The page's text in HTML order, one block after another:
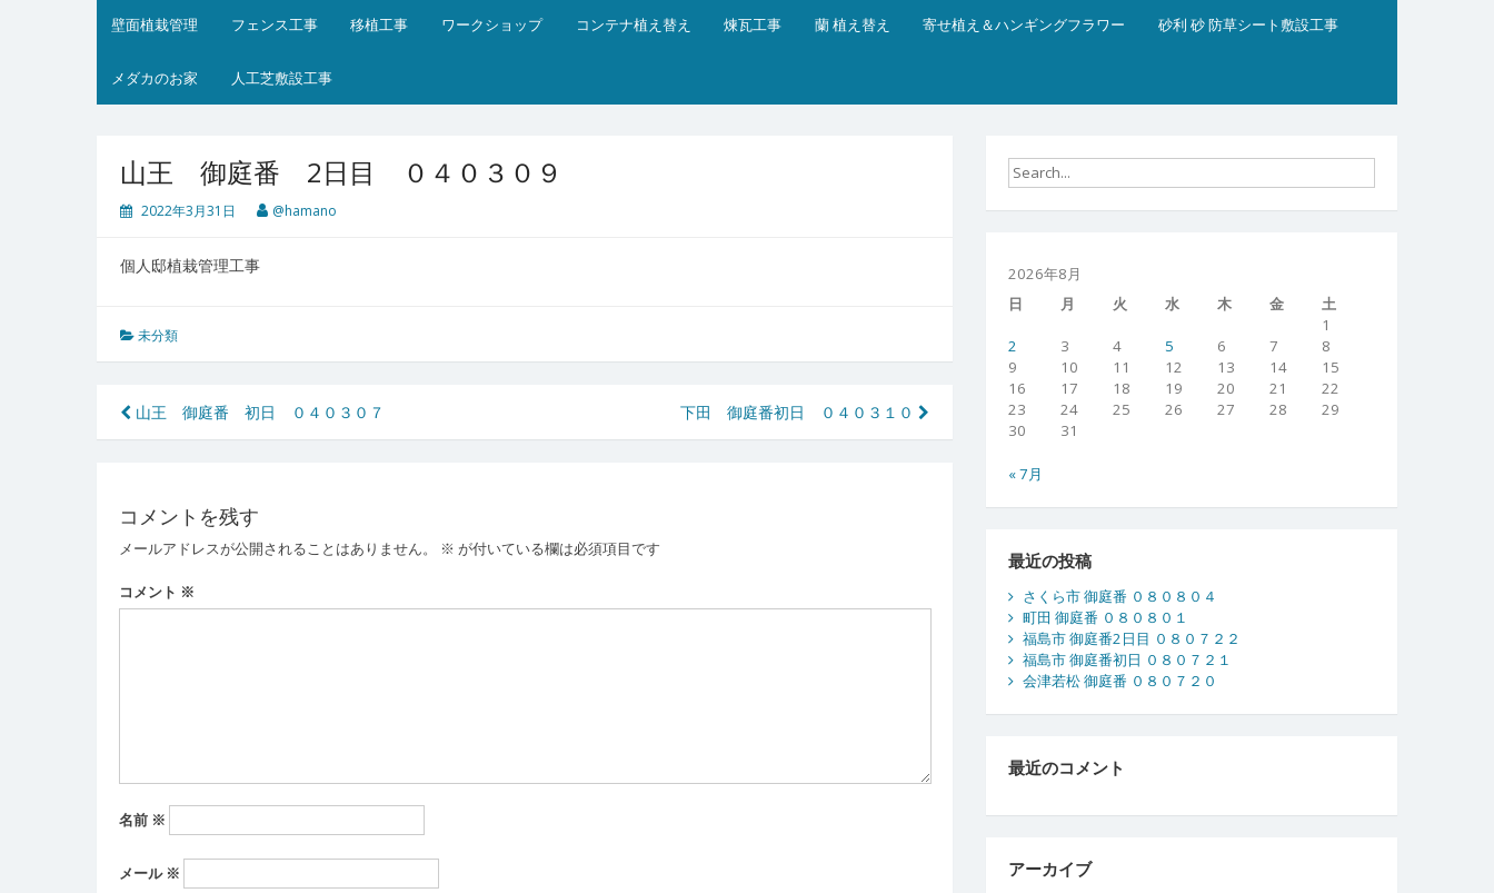
壁面植栽管理 フェンス工事 移植工事 ワークショップ コンテナ植え替え 煉瓦工事 蘭 植え替え 寄せ植え＆ハンギングフラワー 砂利 砂 防草シート敷設工事
メダカのお家 人工芝敷設工事
山王 御庭番 2日目 ０４０３０９
2022年3月31日 @hamano
個人邸植栽管理工事
未分類
投
稿
ビ
ゲ
ー
山王 御庭番 初日 ０４０３０７ 下田 御庭番初日 ０４０３１０
コメントを残す
メールアドレスが公開されることはありません。 ※ が付いている欄は必須項目です
コメント ※
名前 ※
メール ※
2026年8月
日
月 火 水 木 金
土
1
2
3 4 5 6 7
8
9
10 11 12 13 14
15
16
17 18 19 20 21
22
23
24 25 26 27 28
29
30
31
« 7月
最近の投稿
さくら市 御庭番 ０８０８０４
町田 御庭番 ０８０８０１
福島市 御庭番2日目 ０８０７２２
福島市 御庭番初日 ０８０７２１
会津若松 御庭番 ０８０７２０
最近のコメント
アーカイブ